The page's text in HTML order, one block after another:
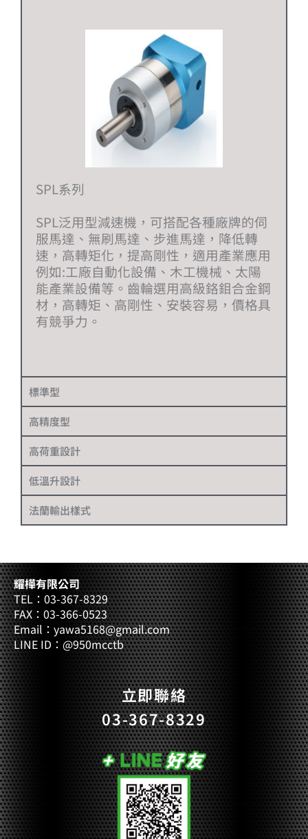
SPL系列
SPL泛用型減速機，可搭配各種廠牌的伺
服馬達、無刷馬達、步進馬達，降低轉
速，高轉矩化，提高剛性，適用產業應用
例如:工廠自動化設備、木工機械、太陽
能產業設備等。齒輪選用高級鉻鉬合金鋼
材，高轉矩、高剛性、安裝容易，價格具
有競爭力。
標準型
高精度型
高荷重設計
低溫升設計
法蘭輸出樣式
耀樺有限公司
TEL：03-367-8329
FAX：03-366-0523
Email：yawa5168@gmail.com
LINE ID：@950mcctb
立即聯絡
03-367-8329